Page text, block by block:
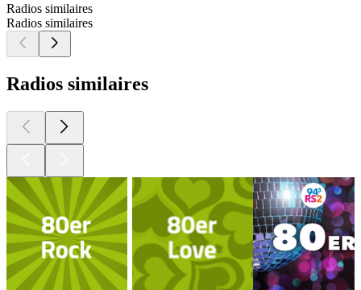
Radios similaires
Radios similaires
Radios similaires